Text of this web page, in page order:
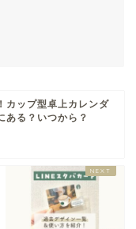
カップ型卓上カレンダ
ある？いつから？